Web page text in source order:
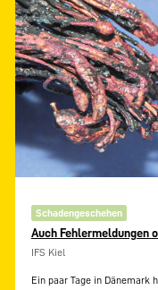
Schadengeschehen
Auch Fehlermeldungen
IFS Kiel
Ein paar Tage in